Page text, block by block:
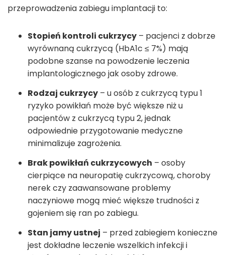
przeprowadzenia zabiegu implantacji to:
Stopień kontroli cukrzycy – pacjenci z dobrze
wyrównaną cukrzycą (HbA1c ≤ 7%) mają
podobne szanse na powodzenie leczenia
implantologicznego jak osoby zdrowe.
Rodzaj cukrzycy – u osób z cukrzycą typu 1
ryzyko powikłań może być większe niż u
pacjentów z cukrzycą typu 2, jednak
odpowiednie przygotowanie medyczne
minimalizuje zagrożenia.
Brak powikłań cukrzycowych – osoby
cierpiące na neuropatię cukrzycową, choroby
nerek czy zaawansowane problemy
naczyniowe mogą mieć większe trudności z
gojeniem się ran po zabiegu.
Stan jamy ustnej – przed zabiegiem konieczne
jest dokładne leczenie wszelkich infekcji i